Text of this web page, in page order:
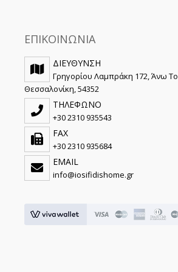
ΕΠΙΚΟΙΝΩΝΙΑ
ΔΙΕΥΘΥΝΣΗ
Γρηγορίου Λαμπράκη 172, Άνω
Θεσσαλονίκη, 54352
ΤΗΛΕΦΩΝΟ
+30 2310 935543
FAX
+30 2310 935684
EMAIL
info@iosifidishome.gr